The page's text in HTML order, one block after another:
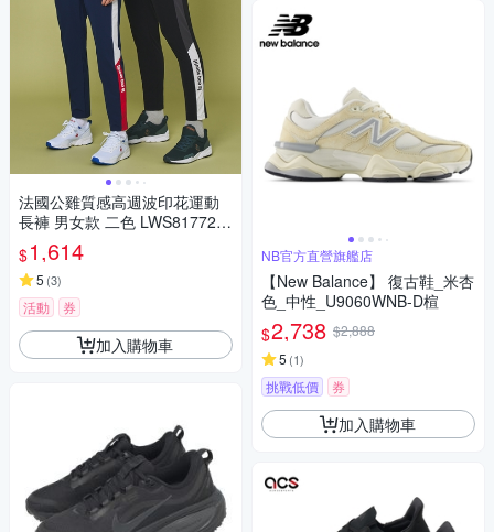
法國公雞質感高週波印花運動
長褲 男女款 二色 LWS81772&
LWS82772
$1,614
5 (3)
活動 券
加入購物車
NB官方直營旗艦店
【New Balance】 復古鞋_米杏
色_中性_U9060WNB-D楦
$2,738 $2,888
5 (1)
挑戰低價 券
加入購物車